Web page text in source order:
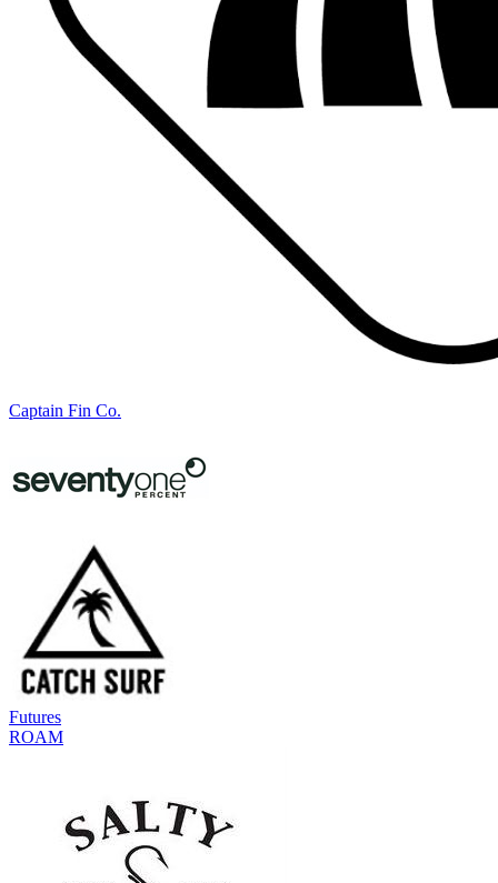
Captain Fin Co.
Futures
ROAM